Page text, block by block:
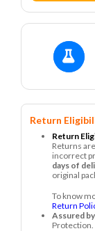
Return
Return
Returns
incorrect
days of
original
To know
Return
Assured
Protection.